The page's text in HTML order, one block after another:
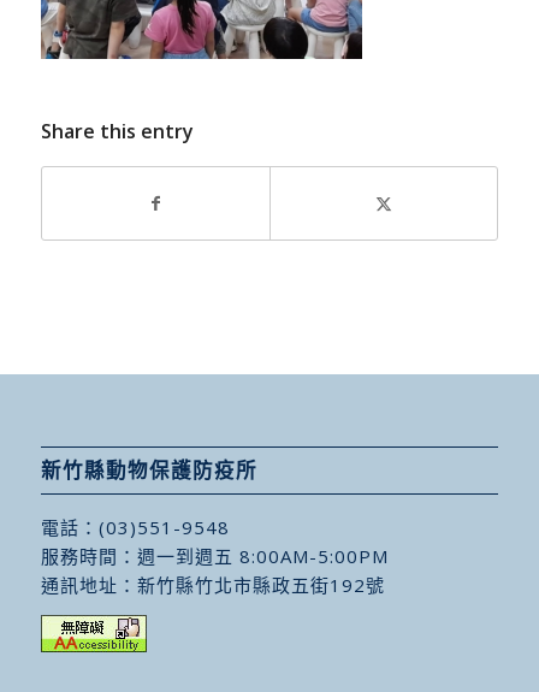
Share this entry
新竹縣動物保護防疫所
電話： (03)551-9548
服務時間：週一到週五 8:00AM-5:00PM
通訊地址： 新竹縣竹北市縣政五街192號